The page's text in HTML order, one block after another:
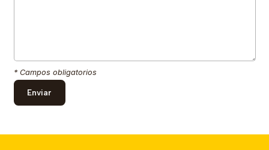
* Campos obligatorios